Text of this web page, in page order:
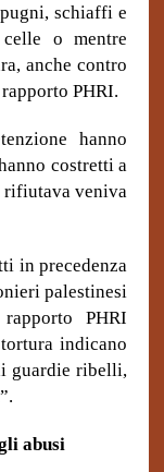
schiaffi e
o mentre
anche contro
PHRI.
hanno
costretti a
rifiutava veniva
in precedenza
palestinesi
PHRI
indicano
guardie ribelli,
abusi